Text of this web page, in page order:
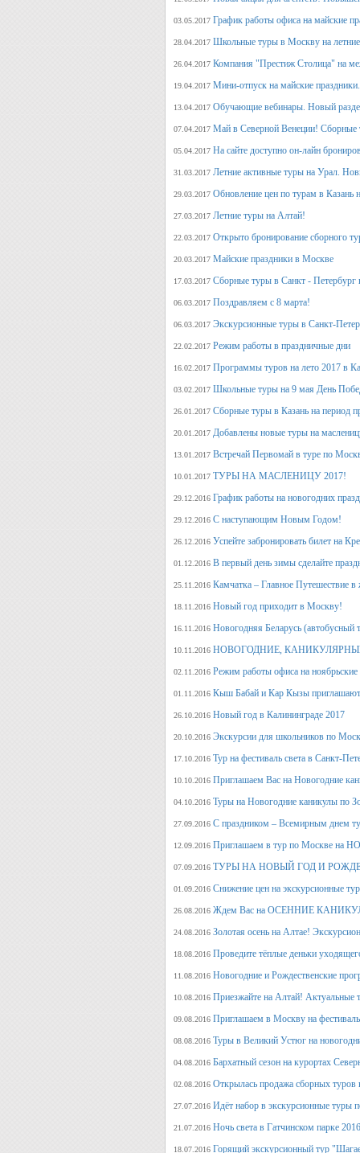
03.05.2017 График работы офиса на майские
28.04.2017 Школьные туры в Москву на
26.04.2017 Компания "Престиж Столица" на
19.04.2017 Мини-отпуск на майские
13.04.2017 Обучающие вебинары. Новый
07.04.2017 Май в Северной Венеции! Сборные
05.04.2017 На сайте доступно он-лайн
31.03.2017 Летние активные туры на Урал.
29.03.2017 Обновление цен по турам в Казань
27.03.2017 Летние туры на Алтай!
22.03.2017 Открыто бронирование сборного
20.03.2017 Майские праздники в Москве
17.03.2017 Сборные туры в Санкт - Петербург
06.03.2017 Поздравляем с 8 марта!
06.03.2017 Экскурсионные туры в Санкт-
22.02.2017 Режим работы в праздничные дни
16.02.2017 Программы туров на лето 2017 в
03.02.2017 Школьные туры на 9 мая День
26.01.2017 Сборные туры в Казань на период
20.01.2017 Добавлены новые туры на
13.01.2017 Встречай Первомай в туре по
10.01.2017 ТУРЫ НА МАСЛЕНИЦУ 2017!
29.12.2016 График работы на новогодних
29.12.2016 С наступающим Новым Годом!
26.12.2016 Успейте забронировать билет на
01.12.2016 В первый день зимы сделайте
25.11.2016 Камчатка – Главное Путешествие
18.11.2016 Новый год приходит в Москву!
16.11.2016 Новогодняя Беларусь
10.11.2016 НОВОГОДНИЕ,
02.11.2016 Режим работы офиса на ноябрьские
01.11.2016 Кыш Бабай и Кар Кызы
26.10.2016 Новый год в Калининграде 2017
20.10.2016 Экскурсии для школьников по
17.10.2016 Тур на фестиваль света в Санкт-
10.10.2016 Приглашаем Вас на Новогодние
04.10.2016 Туры на Новогодние каникулы по
27.09.2016 С праздником – Всемирным днем
12.09.2016 Приглашаем в тур по Москве на
07.09.2016 ТУРЫ НА НОВЫЙ ГОД И
01.09.2016 Снижение цен на экскурсионные
26.08.2016 Ждем Вас на ОСЕННИЕ
24.08.2016 Золотая осень на Алтае!
18.08.2016 Проведите тёплые деньки
11.08.2016 Новогодние и Рождественские
10.08.2016 Приезжайте на Алтай! Актуальные
09.08.2016 Приглашаем в Москву на
08.08.2016 Туры в Великий Устюг на
04.08.2016 Бархатный сезон на курортах
02.08.2016 Открылась продажа сборных туров
27.07.2016 Идёт набор в экскурсионные туры
21.07.2016 Ночь света в Гатчинском парке
18.07.2016 Горящий экскурсионный тур